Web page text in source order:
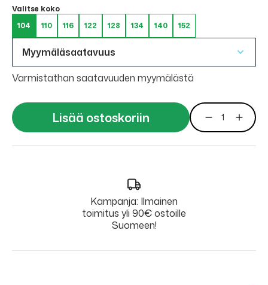
Valitse koko
104
110 116 122 128 134 140 152
Myymäläsaatavuus
Varmistathan saatavuuden myymälästä
Lisää ostoskoriin
Kampanja: Ilmainen
toimitus yli 90€ ostoille
Suomeen!